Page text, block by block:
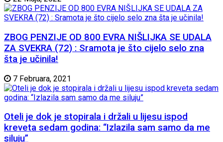
ZBOG PENZIJE OD 800 EVRA NIŠLIJKA SE UDALA
ZA SVEKRA (72) : Sramota je što cijelo selo zna
šta je učinila!
7 Februara, 2021
Oteli je dok je stopirala i držali u lijesu ispod
kreveta sedam godina: “Izlazila sam samo da me
siluju”